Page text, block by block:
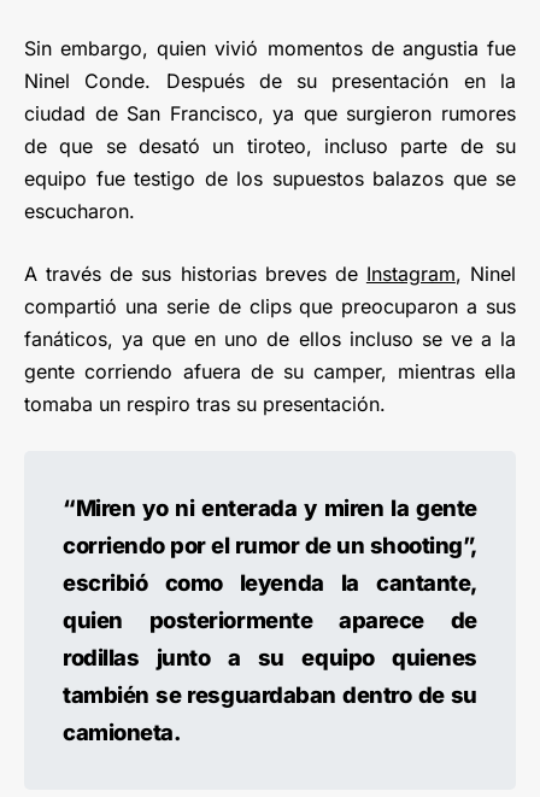
Sin embargo, quien vivió momentos de angustia fue
Ninel Conde. Después de su presentación en la
ciudad de San Francisco, ya que surgieron rumores
de que se desató un tiroteo, incluso parte de su
equipo fue testigo de los supuestos balazos que se
escucharon.
A través de sus historias breves de Instagram, Ninel
compartió una serie de clips que preocuparon a sus
fanáticos, ya que en uno de ellos incluso se ve a la
gente corriendo afuera de su camper, mientras ella
tomaba un respiro tras su presentación.
“Miren yo ni enterada y miren la gente
corriendo por el rumor de un shooting”,
escribió como leyenda la cantante,
quien posteriormente aparece de
rodillas junto a su equipo quienes
también se resguardaban dentro de su
camioneta.